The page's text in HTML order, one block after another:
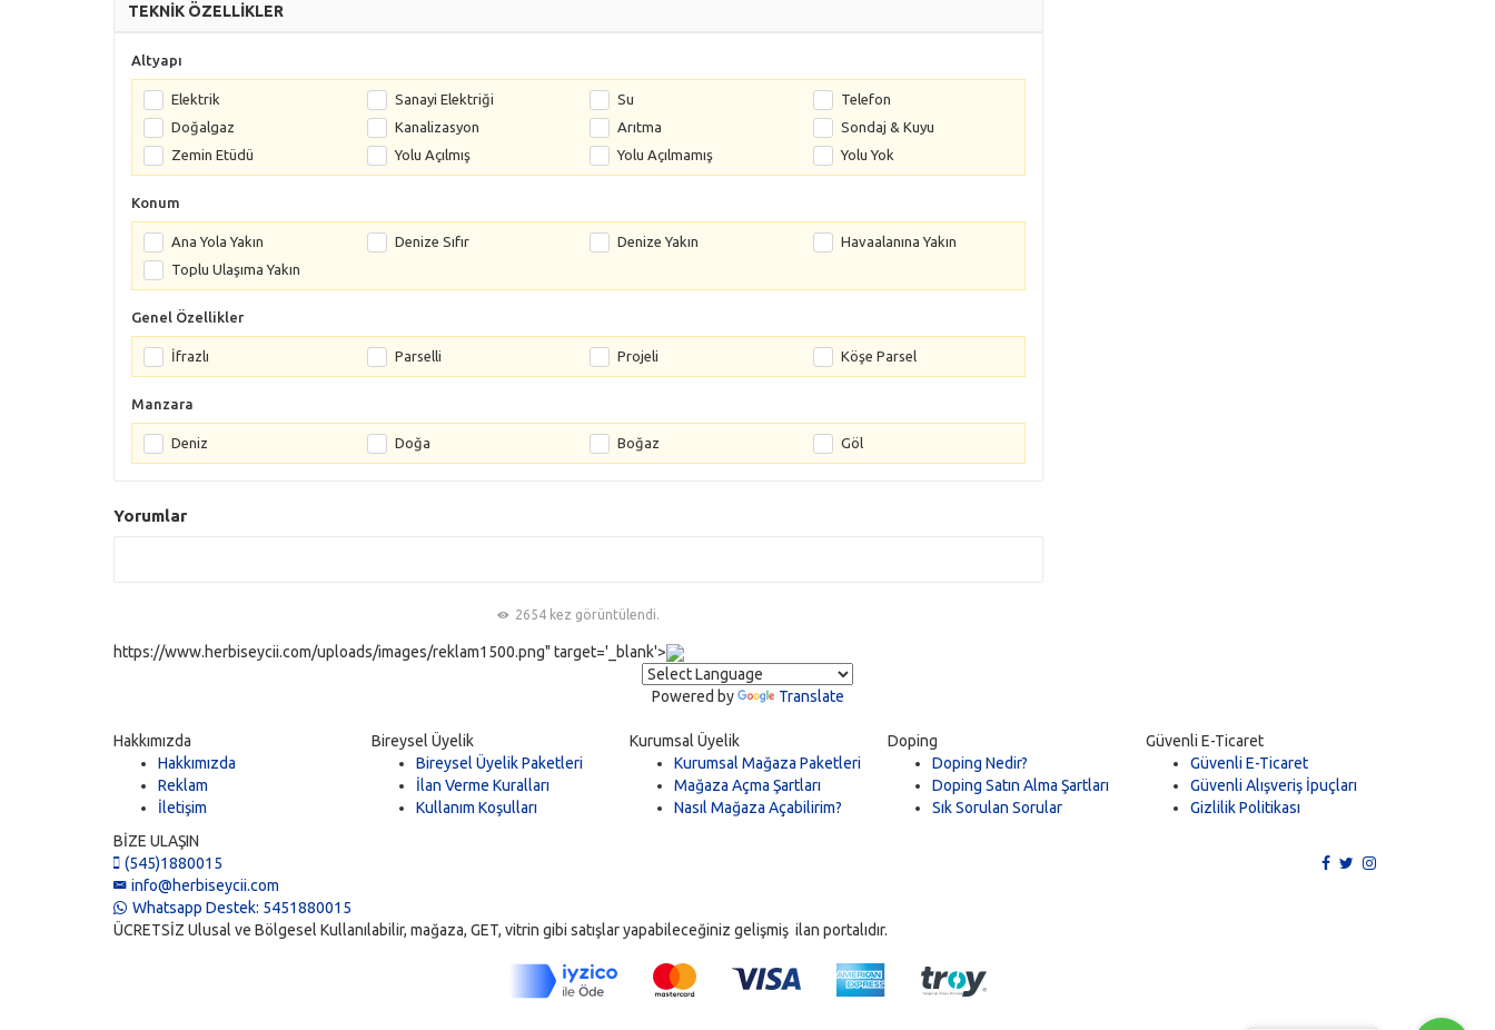
TEKNİK ÖZELLİKLER
Altyapı
Elektrik Sanayi Elektriği Su
Telefon
Doğalgaz
Kanalizasyon Arıtma
Sondaj & Kuyu
Zemin Etüdü
Yolu Açılmış Yolu Açılmamış Yolu Yok
Konum
Ana Yola Yakın Denize Sıfır Denize Yakın
Havaalanına Yakın
Toplu Ulaşıma Yakın
Genel Özellikler
İfrazlı Parselli Projeli Köşe Parsel
Manzara
Deniz Doğa Boğaz Göl
Yorumlar
2654 kez görüntülendi.
https://www.herbiseycii.com/uploads/images/reklam1500.png" target='_blank'>
Powered by Translate
Hakkımızda
Hakkımızda
Reklam
İletişim
Bireysel Üyelik
Bireysel Üyelik Paketleri
İlan Verme Kuralları
Kullanım Koşulları
Kurumsal Üyelik
Kurumsal Mağaza Paketleri
Mağaza Açma Şartları
Nasıl Mağaza Açabilirim?
Doping
Doping Nedir?
Doping Satın Alma Şartları
Sık Sorulan Sorular
Güvenli E-Ticaret
Güvenli E-Ticaret
Güvenli Alışveriş İpuçları
Gizlilik Politikası
BİZE ULAŞIN
(545)1880015
info@herbiseycii.com
Whatsapp Destek: 5451880015
ÜCRETSİZ Ulusal ve Bölgesel Kullanılabilir, mağaza, GET, vitrin gibi satışlar yapabileceğiniz gelişmiş ilan portalıdır.